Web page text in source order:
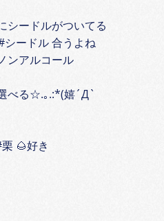
シードルがついてる
ードル 合うよね
ンアルコール
べる☆︎.｡.:*(嬉´Д`
🌰好き